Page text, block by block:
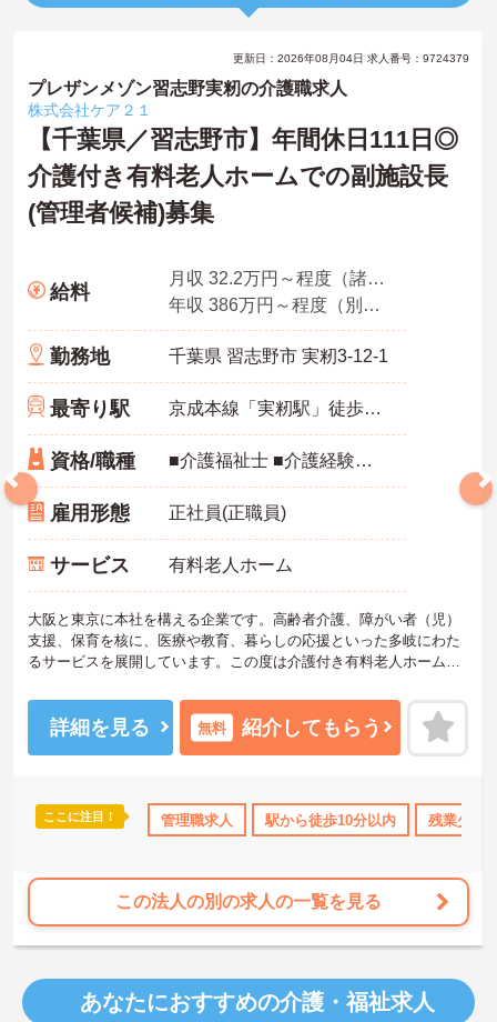
・補助 年間休日110日以上 高収入 ボーナス・賞与あり
更新日：2026年08月04日 求人番号：9724379
プレザンメゾン習志野実籾の介護職求人
株式会社ケア２１
【千葉県／習志野市】年間休日111日◎
介護付き有料老人ホームでの副施設長
(管理者候補)募集
給料
月収 32.2万円～程度（諸手当込み）※介護福祉士モデル
年収 386万円～程度（別途賞与付与）
勤務地 千葉県 習志野市 実籾3-12-1
最寄り駅 京成本線「実籾駅」徒歩3分
資格/職種 ■介護福祉士 ■介護経験が5年以上ある方 ※リーダー経験、管理者・マネジメント経験がある方優遇
雇用形態 正社員(正職員)
サービス 有料老人ホーム
大阪と東京に本社を構える企業です。高齢者介護、障がい者（児）
支援、保育を核に、医療や教育、暮らしの応援といった多岐にわた
るサービスを展開しています。この度は介護付き有料老人ホームの
を活かして即戦力としてご活躍いただきます。ご利用者様はもちろ
ん、従業員も活き活きと働ける環境をつくりませんか？
ご興味ある方には、面接対策ポイントなど、さらに詳細をお話しい
詳細を見る 無料 紹介してもらう
ここに注目！ 管理職求人 駅から徒歩10分以内 残業少な
この法人の別の求人の一覧を見る
あなたにおすすめの介護・福祉求人